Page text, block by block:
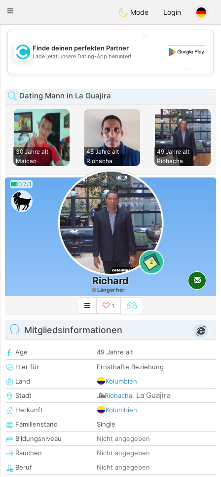
olombiaCitas
Toggle
Mode Login
💖
💕
Finde deinen perfekten Partner
Lade jetzt unsere Dating-App herunter!
Dating Mann in La Guajira
30 Jahre alt
Maicao
45 Jahre alt
Riohacha
49 Jahre alt
Riohacha
0.7/1
2
Richard
Länger her
1
Mitgliedsinformationen
Age
49 Jahre alt
Hier für
Ernsthafte Beziehung
Land
Kolumbien
Stadt
Riohacha, La Guajira
Herkunft
Kolumbien
Familienstand
Single
Bildungsniveau
Nicht angegeben
Rauchen
Nicht angegeben
Beruf
Nicht angegeben